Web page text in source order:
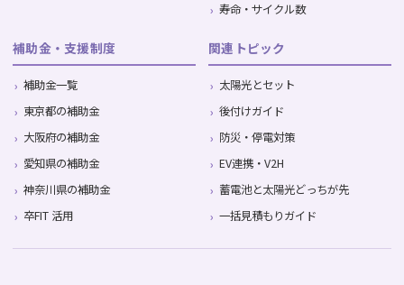
寿命・サイクル数
補助金・支援制度
補助金一覧
東京都の補助金
大阪府の補助金
愛知県の補助金
神奈川県の補助金
卒FIT 活用
関連トピック
太陽光とセット
後付けガイド
防災・停電対策
EV連携・V2H
蓄電池と太陽光どっちが先
一括見積もりガイド